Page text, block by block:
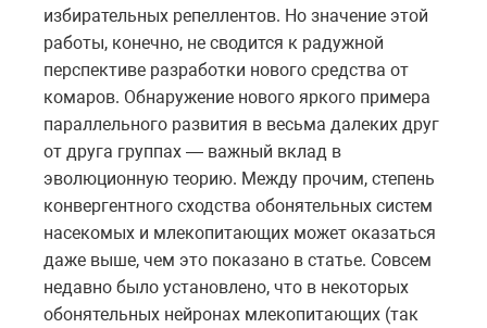
избирательных репеллентов. Но значение этой
работы, конечно, не сводится к радужной
перспективе разработки нового средства от
комаров. Обнаружение нового яркого примера
параллельного развития в весьма далеких друг
от друга группах — важный вклад в
эволюционную теорию. Между прочим, степень
конвергентного сходства обонятельных систем
насекомых и млекопитающих может оказаться
даже выше, чем это показано в статье. Совсем
недавно было установлено, что в некоторых
обонятельных нейронах млекопитающих (так